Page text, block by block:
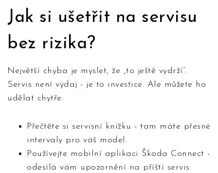
Jak si ušetřit na servisu
bez rizika?
Největší chyba je myslet, že „to ještě vydrží“.
Servis není výdaj - je to investice. Ale můžete ho
udělat chytře:
Přečtěte si servisní knížku - tam máte přesné
intervaly pro váš model.
Používejte mobilní aplikaci Škoda Connect -
odesílá vám upozornění na příští servis.